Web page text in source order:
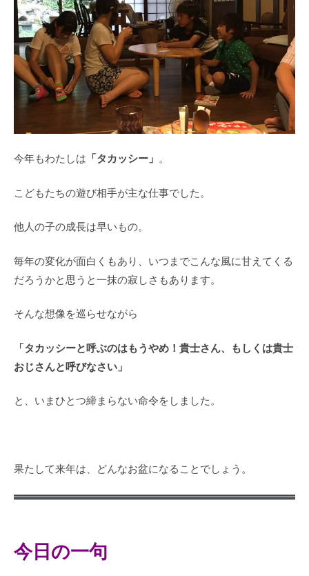
今年もわたしは 「タカッシー」 。
こどもたちの遊び相手が主な仕事でした。
他人の子の成長は早いもの。
毎年の変化が面白くもあり、いつまでこんな風に甘えてくる
だろうかと思うと一抹の寂しさもあります。
そんな想像を巡らせながら
「タカッシーと呼ぶのはもうやめ！貴士さん、もしくは貴士
おじさんと呼びなさい」
と、いまひとつ締まらない命令をしました。
果たして来年は、どんなお盆になることでしょう。
今日の一句